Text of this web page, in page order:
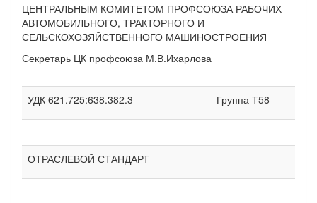
ЦЕНТРАЛЬНЫМ КОМИТЕТОМ ПРОФСОЮЗА РАБОЧИХ
АВТОМОБИЛЬНОГО, ТРАКТОРНОГО И
СЕЛЬСКОХОЗЯЙСТВЕННОГО МАШИНОСТРОЕНИЯ
Секретарь ЦК профсоюза М.В.Ихарлова
УДК 621.725:638.382.3 Группа Т58
ОТРАСЛЕВОЙ СТАНДАРТ